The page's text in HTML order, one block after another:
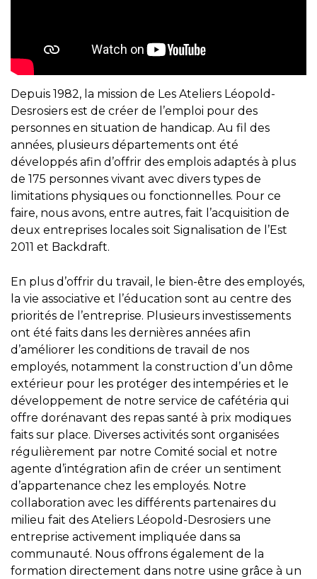
Depuis 1982, la mission de Les Ateliers Léopold-
Desrosiers est de créer de l’emploi pour des
personnes en situation de handicap. Au fil des
années, plusieurs départements ont été
développés afin d’offrir des emplois adaptés à plus
de 175 personnes vivant avec divers types de
limitations physiques ou fonctionnelles. Pour ce
faire, nous avons, entre autres, fait l’acquisition de
deux entreprises locales soit Signalisation de l’Est
2011 et Backdraft.
En plus d’offrir du travail, le bien-être des employés,
la vie associative et l’éducation sont au centre des
priorités de l’entreprise. Plusieurs investissements
ont été faits dans les dernières années afin
d’améliorer les conditions de travail de nos
employés, notamment la construction d’un dôme
extérieur pour les protéger des intempéries et le
développement de notre service de cafétéria qui
offre dorénavant des repas santé à prix modiques
faits sur place. Diverses activités sont organisées
régulièrement par notre Comité social et notre
agente d’intégration afin de créer un sentiment
d’appartenance chez les employés. Notre
collaboration avec les différents partenaires du
milieu fait des Ateliers Léopold-Desrosiers une
entreprise activement impliquée dans sa
communauté. Nous offrons également de la
formation directement dans notre usine grâce à un